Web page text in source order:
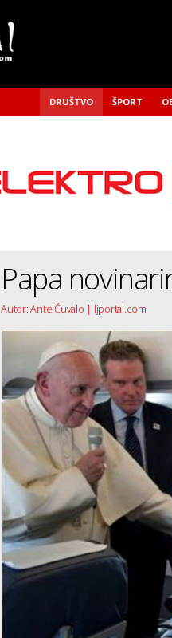
DRUŠTVO ŠPORT
Papa
Autor: Ante Čuvalo | ljportal.com